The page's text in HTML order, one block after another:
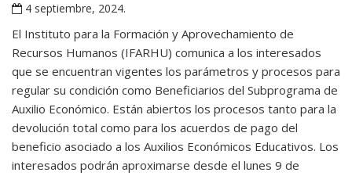
4 septiembre, 2024.
El Instituto para la Formación y Aprovechamiento de
Recursos Humanos (IFARHU) comunica a los interesados
que se encuentran vigentes los parámetros y procesos para
regular su condición como Beneficiarios del Subprograma de
Auxilio Económico. Están abiertos los procesos tanto para la
devolución total como para los acuerdos de pago del
beneficio asociado a los Auxilios Económicos Educativos. Los
interesados podrán aproximarse desde el lunes 9 de